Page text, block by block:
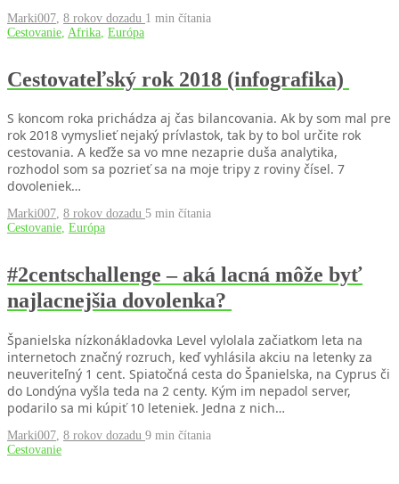
Marki007 8 rokov dozadu 1 min čítania
Cestovanie Afrika Európa
Cestovateľský rok 2018 (infografika)
S koncom roka prichádza aj čas bilancovania. Ak by som mal pre
rok 2018 vymyslieť nejaký prívlastok, tak by to bol určite rok
cestovania. A keďže sa vo mne nezaprie duša analytika,
rozhodol som sa pozrieť sa na moje tripy z roviny čísel. 7
dovoleniek…
Marki007, 8 rokov dozadu 5 min čítania
Cestovanie, Európa
#2centschallenge – aká lacná môže byť
najlacnejšia dovolenka?
Španielska nízkonákladovka Level vylolala začiatkom leta na
internetoch značný rozruch, keď vyhlásila akciu na letenky za
neuveriteľný 1 cent. Spiatočná cesta do Španielska, na Cyprus či
do Londýna vyšla teda na 2 centy. Kým im nepadol server,
podarilo sa mi kúpiť 10 leteniek. Jedna z nich…
Marki007, 8 rokov dozadu 9 min čítania
Cestovanie